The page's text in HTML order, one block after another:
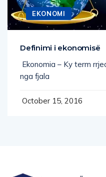
EKONOMI
Definimi i ekonomisë
Ekonomia – Ky term
nga fjala
October 15, 2016